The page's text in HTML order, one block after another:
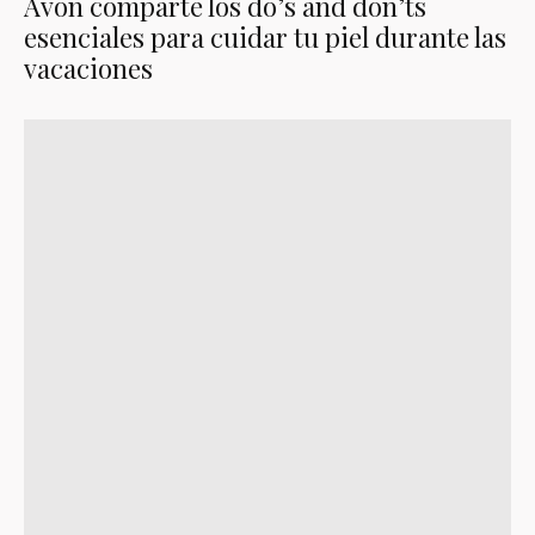
esenciales para cuidar tu piel durante las
vacaciones